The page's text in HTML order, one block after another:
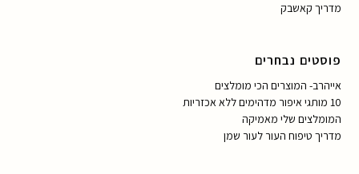
מדריך קאשבק
פוסטים נבחרים
אייהרב- המוצרים הכי מומלצים
10 מותגי איפור מדהימים ללא אכזריות
המומלצים שלי מאמיקה
מדריך טיפוח העור לעור שמן